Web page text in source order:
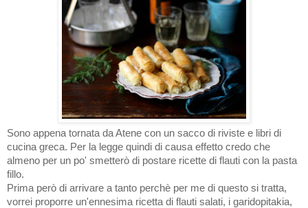
Sono appena tornata da Atene con un sacco di riviste e libri di
cucina greca. Per la legge quindi di causa effetto credo che
almeno per un po' smetterò di postare ricette di flauti con la pasta
fillo.
Prima però di arrivare a tanto perchè per me di questo si tratta,
vorrei proporre un'ennesima ricetta di flauti salati, i garidopitakia,